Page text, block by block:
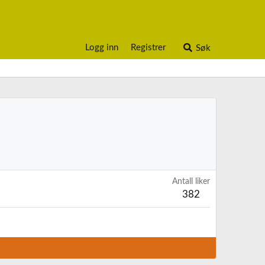
Logg inn Registrer Søk
Antall liker
382